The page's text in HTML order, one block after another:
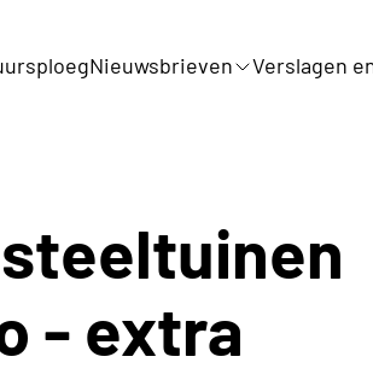
Nieuwsbrieven Verslagen
- extra